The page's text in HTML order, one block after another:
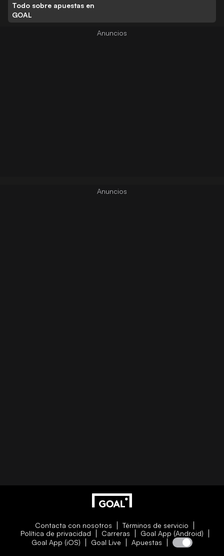
Todo sobre apuestas en
GOAL
Contacta con nosotros
Términos de servicio
Política de privacidad
Carreras
Goal App (Android)
Goal App (iOS)
Goal Live Apuestas